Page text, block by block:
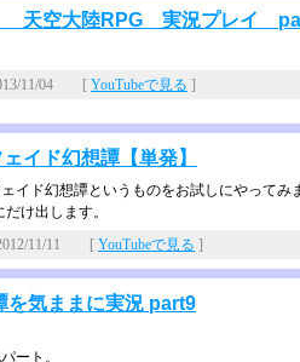
】 天空大陸RPG 実況プレイ
11/04 [ YouTubeで見る ]
イド幻想譚【単発】
イド幻想譚というものをお試しにやってみ
け出します。
11/11 [ YouTubeで見る ]
を気ままに実況 part9
ート。